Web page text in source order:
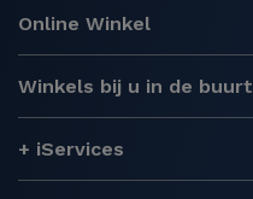
Online Winkel
Winkels bij u in de buurt
+ iServices